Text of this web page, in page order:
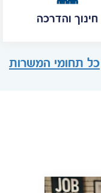
חינוך והדרכה
כל תחומי המשרות